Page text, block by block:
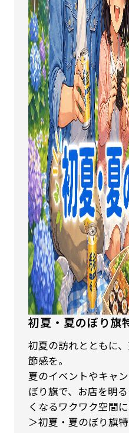
初夏・夏のぼり旗
初夏の訪れとともに
節感を。
夏のイベントやキャ
ぼり旗で、お店を明
くなるワクワク空間
＞初夏・夏のぼり旗